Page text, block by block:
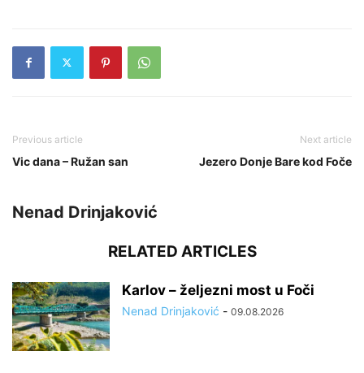
Previous article
Vic dana – Ružan san
Next article
Jezero Donje Bare kod Foče
Nenad Drinjaković
RELATED ARTICLES
Karlov – željezni most u Foči
Nenad Drinjaković - 09.08.2026